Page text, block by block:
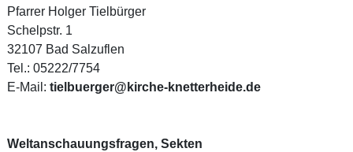
Pfarrer Holger Tielbürger
Schelpstr. 1
32107 Bad Salzuflen
Tel.: 05222/7754
E-Mail: tielbuerger@kirche-knetterheide.de
Weltanschauungsfragen, Sekten